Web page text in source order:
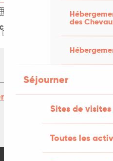
des
Séjourner
Sites de visites
Toutes les
une erreur